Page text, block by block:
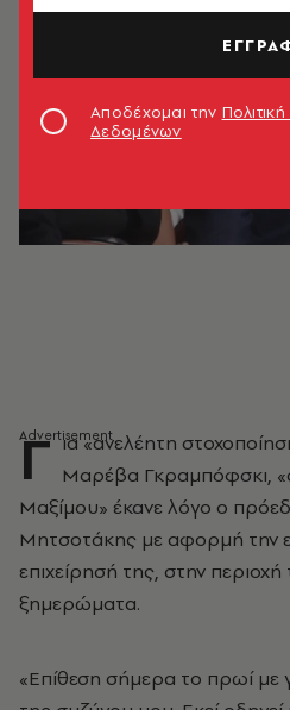
Γ ια «ανελέητη
Μαρέβα Γκραμπόφσκι,
Μαξίμου» έκανε λόγο ο
Μητσοτάκης με αφορμή την
επιχείρησή της, στην
ξημερώματα.
«Επίθεση σήμερα το πρωί με
Αποδέχομαι την
Δεδομένων